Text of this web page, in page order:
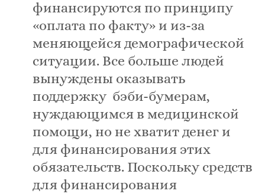
финансируются по принципу
«оплата по факту» и из-за
меняющейся демографической
ситуации. Все больше людей
вынуждены оказывать
поддержку бэби-бумерам,
нуждающимся в медицинской
помощи, но не хватит денег и
для финансирования этих
обязательств. Поскольку средств
для финансирования